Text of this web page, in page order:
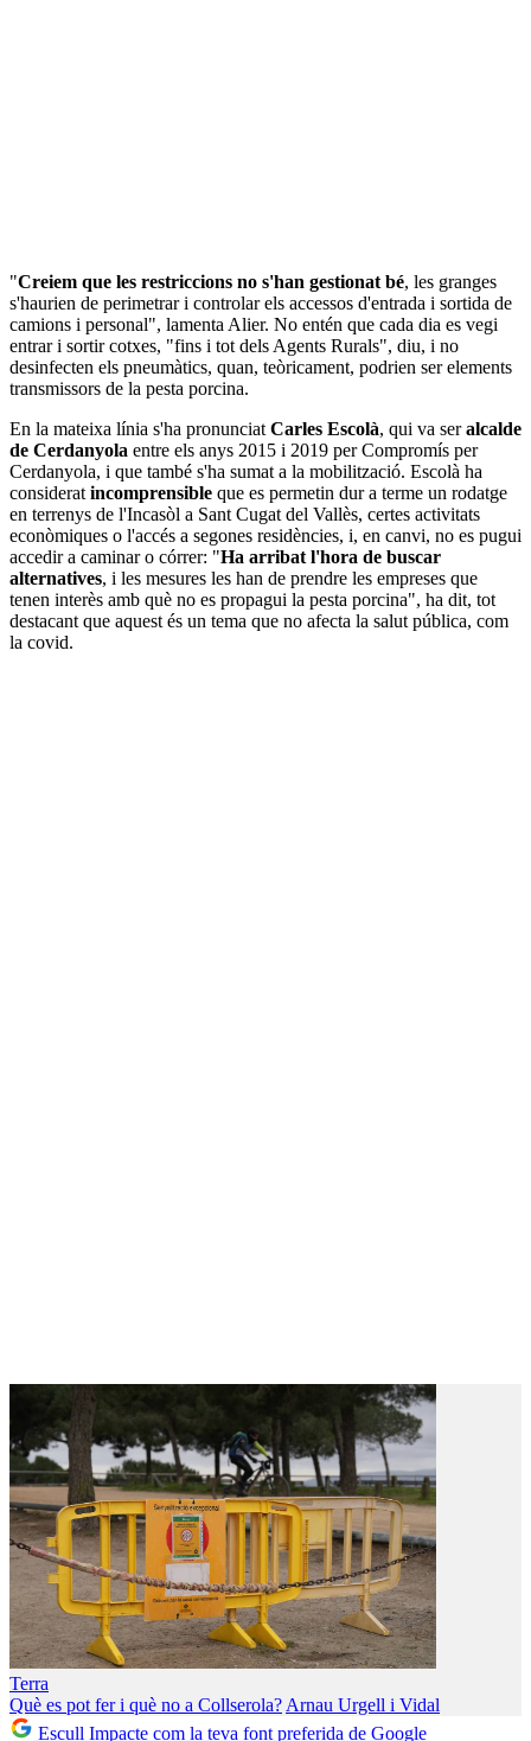
"Creiem que les restriccions no s'han gestionat bé, les granges
s'haurien de perimetrar i controlar els accessos d'entrada i sortida de
camions i personal", lamenta Alier. No entén que cada dia es vegi
entrar i sortir cotxes, "fins i tot dels Agents Rurals", diu, i no
desinfecten els pneumàtics, quan, teòricament, podrien ser elements
transmissors de la pesta porcina.
En la mateixa línia s'ha pronunciatCarles Escolà, qui va seralcalde
de Cerdanyola entre els anys 2015 i 2019 per Compromís per
Cerdanyola, i que també s'ha sumat a la mobilització. Escolà ha
consideratincomprensible que es permetin dur a terme un rodatge
en terrenys de l'Incasòl a Sant Cugat del Vallès, certes activitats
econòmiques o l'accés a segones residències, i, en canvi, no es pugui
accedir a caminar o córrer: "Ha arribat l'hora de buscar
alternatives, i les mesures les han de prendre les empreses que
tenen interès amb què no es propagui la pesta porcina", ha dit, tot
destacant que aquest és un tema que no afecta la salut pública, com
la covid.
Terra
Què es pot fer i què no a Collserola?Arnau Urgell i Vidal
Escull Impacte com la teva font preferida de Google